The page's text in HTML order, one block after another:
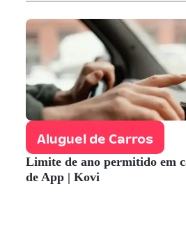
Aluguel de Carros
Limite de ano permitido em
de App | Kovi